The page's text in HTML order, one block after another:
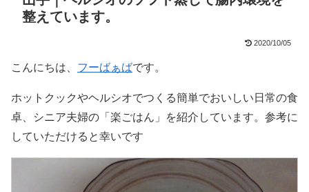
整えています。
2020/10/05
こんにちは、 フーばぁばです。
ホットクックやヘルシオでつくる簡単でおいしい日常の食
卓、シニア夫婦の「楽ごはん」を紹介しています。参考に
していただけると幸いです